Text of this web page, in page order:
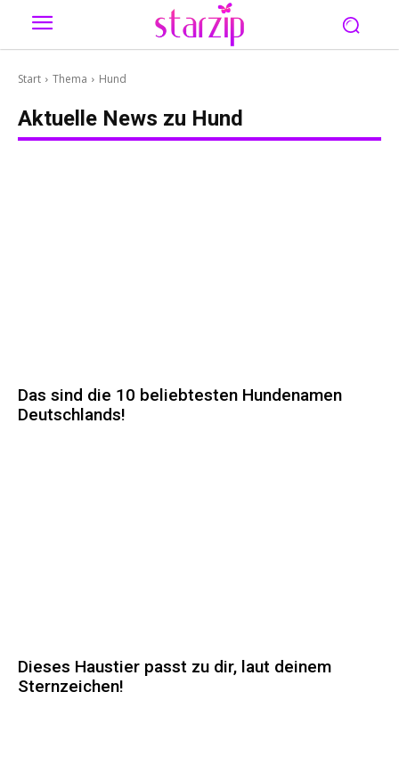
Start Thema Hund
Aktuelle News zu Hund
Das sind die 10 beliebtesten Hundenamen
Deutschlands!
Dieses Haustier passt zu dir, laut deinem
Sternzeichen!